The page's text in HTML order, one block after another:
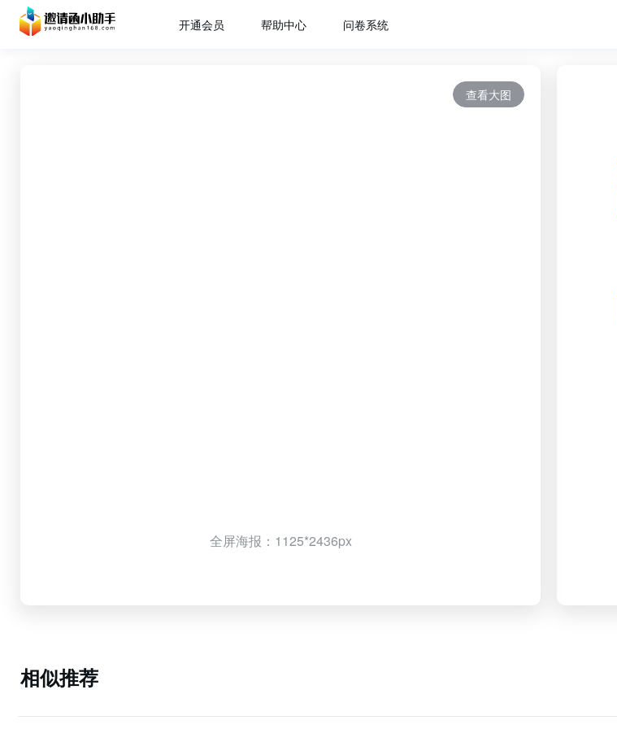
开通会员 帮助中心 问卷系统
全屏海报：1125*2436px
查看大图
相似推荐